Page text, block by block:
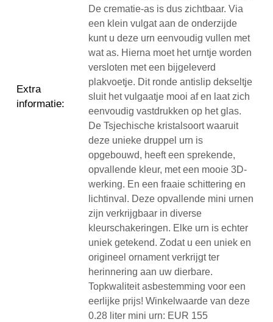
Extra
informatie:
De crematie-as is dus zichtbaar. Via
een klein vulgat aan de onderzijde
kunt u deze urn eenvoudig vullen met
wat as. Hierna moet het urntje worden
versloten met een bijgeleverd
plakvoetje. Dit ronde antislip dekseltje
sluit het vulgaatje mooi af en laat zich
eenvoudig vastdrukken op het glas.
De Tsjechische kristalsoort waaruit
deze unieke druppel urn is
opgebouwd, heeft een sprekende,
opvallende kleur, met een mooie 3D-
werking. En een fraaie schittering en
lichtinval. Deze opvallende mini urnen
zijn verkrijgbaar in diverse
kleurschakeringen. Elke urn is echter
uniek getekend. Zodat u een uniek en
origineel ornament verkrijgt ter
herinnering aan uw dierbare.
Topkwaliteit asbestemming voor een
eerlijke prijs! Winkelwaarde van deze
0.28 liter mini urn: EUR 155